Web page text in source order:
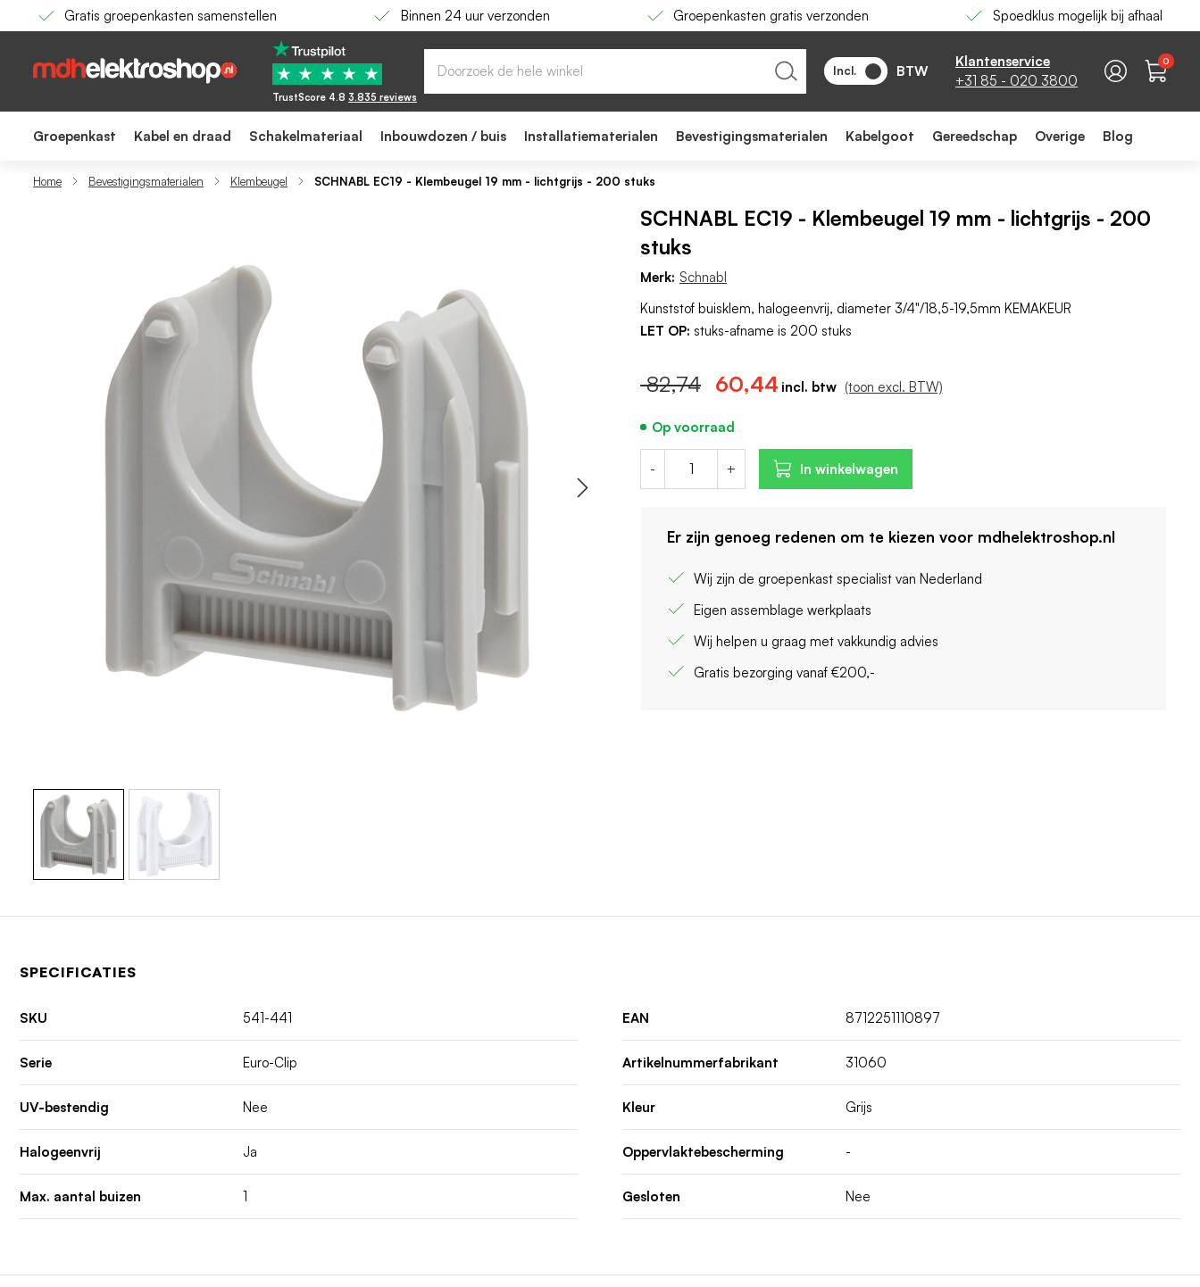
Gratis groepenkasten samenstellen Binnen 24 uur verzonden Groepenkasten gratis verzonden Spoedklus mogelijk bij afhaal
Incl. BTW
Klantenservice
+31 85 - 020 3800
★ ★ ★ ★ ★
TrustScore 4.8 3.835 reviews
0
Groepenkast Kabel en draad Schakelmateriaal Inbouwdozen / buis Installatiematerialen Bevestigingsmaterialen Kabelgoot Gereedschap Overige Blog
Home Bevestigingsmaterialen Klembeugel SCHNABL EC19 - Klembeugel 19 mm - lichtgrijs - 200 stuks
SCHNABL EC19 - Klembeugel 19 mm - lichtgrijs - 200
stuks
60,44
82,74 (toon excl. BTW)
SCHNABL EC19 - Klembeugel 19 mm - lichtgrijs - 200 stuks
- + In winkelwagen
Merk: Schnabl
Er zijn genoeg redenen om te kiezen voor mdhelektroshop.nl
Wij zijn de groepenkast specialist van Nederland
Eigen assemblage werkplaats
Wij helpen u graag met vakkundig advies
Gratis bezorging vanaf €200,-
Op voorraad
Kunststof buisklem, halogeenvrij, diameter 3/4"/18,5-19,5mm KEMAKEUR
LET OP: stuks-afname is 200 stuks
SPECIFICATIES
SKU 541-441 EAN 8712251110897
Serie Euro-Clip Artikelnummerfabrikant 31060
UV-bestendig Nee Kleur Grijs
Halogeenvrij Ja Oppervlaktebescherming -
Max. aantal buizen 1 Gesloten Nee